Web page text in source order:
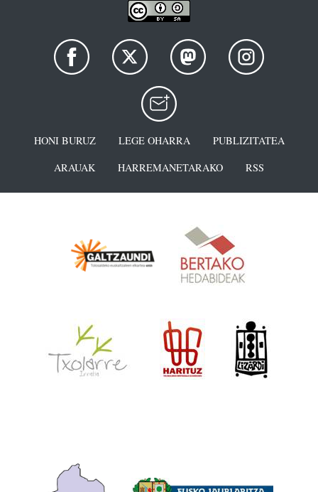
HONI BURUZ LEGE OHARRA
PUBLIZITATEA
ARAUAK
HARREMANETARAKO RSS